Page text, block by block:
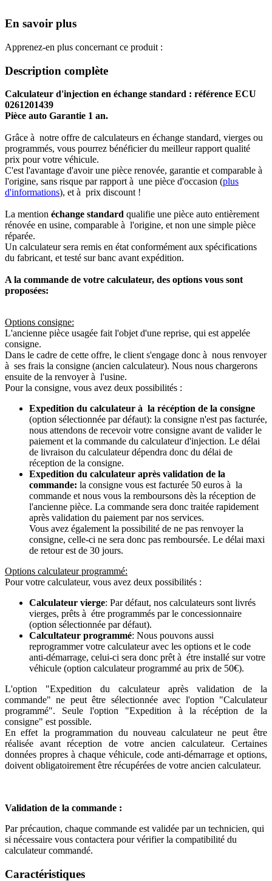
En savoir plus
Apprenez-en plus concernant ce produit :
Description complète
Calculateur d'injection en échange standard : référence ECU
0261201439
Pièce auto Garantie 1 an.
Grâce à notre offre de calculateurs en échange standard, vierges ou
programmés, vous pourrez bénéficier du meilleur rapport qualité
prix pour votre véhicule.
C'est l'avantage d'avoir une pièce renovée, garantie et comparable à
l'origine, sans risque par rapport à une pièce d'occasion (plus
d'informations), et à prix discount !
La mention échange standard qualifie une pièce auto entièrement
rénovée en usine, comparable à l'origine, et non une simple pièce
réparée.
Un calculateur sera remis en état conformément aux spécifications
du fabricant, et testé sur banc avant expédition.
A la commande de votre calculateur, des options vous sont
proposées:
Options consigne:
L'ancienne pièce usagée fait l'objet d'une reprise, qui est appelée
consigne.
Dans le cadre de cette offre, le client s'engage donc à nous renvoyer
à ses frais la consigne (ancien calculateur). Nous nous chargerons
ensuite de la renvoyer à l'usine.
Pour la consigne, vous avez deux possibilités :
Expedition du calculateur à la récéption de la consigne
(option sélectionnée par défaut): la consigne n'est pas facturée,
nous attendons de recevoir votre consigne avant de valider le
paiement et la commande du calculateur d'injection. Le délai
de livraison du calculateur dépendra donc du délai de
réception de la consigne.
Expedition du calculateur après validation de la
commande: la consigne vous est facturée 50 euros à la
commande et nous vous la remboursons dès la réception de
l'ancienne pièce. La commande sera donc traitée rapidement
après validation du paiement par nos services.
Vous avez également la possibilité de ne pas renvoyer la
consigne, celle-ci ne sera donc pas remboursée. Le délai maxi
de retour est de 30 jours.
Options calculateur programmé:
Pour votre calculateur, vous avez deux possibilités :
Calculateur vierge: Par défaut, nos calculateurs sont livrés
vierges, prêts à étre programmés par le concessionnaire
(option sélectionnée par défaut).
Calcultateur programmé: Nous pouvons aussi
reprogrammer votre calculateur avec les options et le code
anti-démarrage, celui-ci sera donc prêt à étre installé sur votre
véhicule (option calculateur programmé au prix de 50€).
L'option "Expedition du calculateur après validation de la
commande" ne peut être sélectionnée avec l'option "Calculateur
programmé". Seule l'option "Expedition à la récéption de la
consigne" est possible.
En effet la programmation du nouveau calculateur ne peut être
réalisée avant réception de votre ancien calculateur. Certaines
données propres à chaque véhicule, code anti-démarrage et options,
doivent obligatoirement être récupérées de votre ancien calculateur.
Validation de la commande :
Par précaution, chaque commande est validée par un technicien, qui
si nécessaire vous contactera pour vérifier la compatibilité du
calculateur commandé.
Caractéristiques